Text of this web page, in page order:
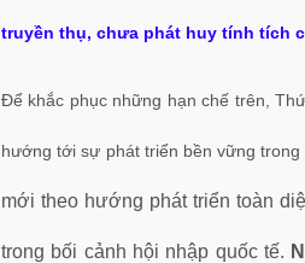
truyền thụ, chưa phát huy tính tích
Để khắc phục những hạn chế trên,
hướng tới sự phát triển bền vững
mới theo hướng phát triển toàn
trong bối cảnh hội nhập quốc tế.